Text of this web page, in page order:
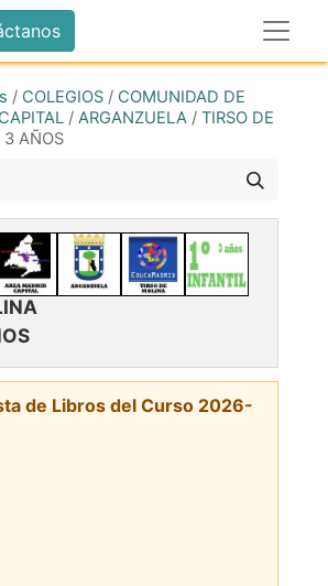
/ COLEGIOS / COMUNIDAD DE
/ ARGANZUELA / TIRSO DE
3 AÑOS
de Libros del Curso 2026-